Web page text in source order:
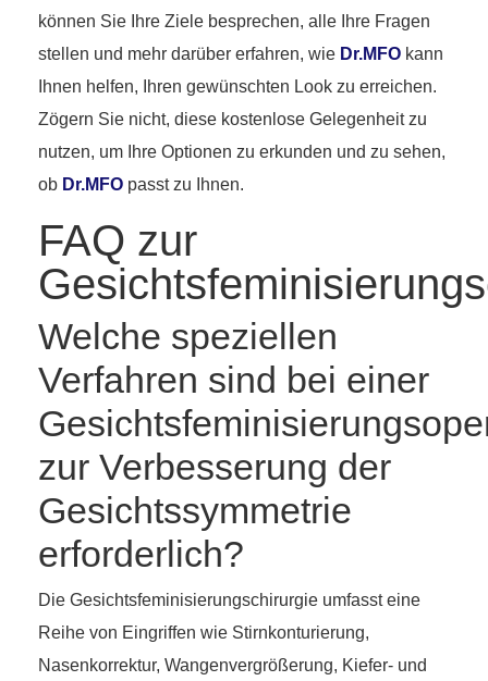
können Sie Ihre Ziele besprechen, alle Ihre Fragen
stellen und mehr darüber erfahren, wie Dr.MFO kann
Ihnen helfen, Ihren gewünschten Look zu erreichen.
Zögern Sie nicht, diese kostenlose Gelegenheit zu
nutzen, um Ihre Optionen zu erkunden und zu sehen,
ob Dr.MFO passt zu Ihnen.
FAQ zur
Welche speziellen
Verfahren sind bei einer
zur Verbesserung der
Gesichtssymmetrie
erforderlich?
Die Gesichtsfeminisierungschirurgie umfasst eine
Reihe von Eingriffen wie Stirnkonturierung,
Nasenkorrektur, Wangenvergrößerung, Kiefer- und